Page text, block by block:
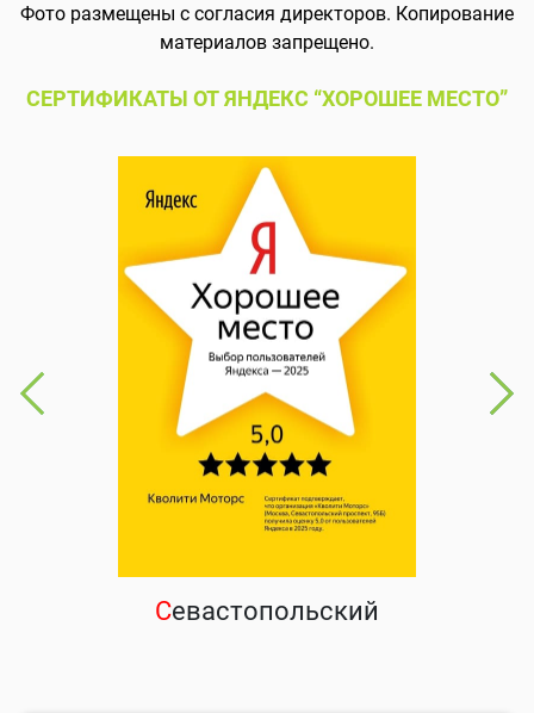
Фото размещены с согласия директоров. Копирование
материалов запрещено.
СЕРТИФИКАТЫ ОТ ЯНДЕКС “ХОРОШЕЕ МЕСТО”
Севастопольский